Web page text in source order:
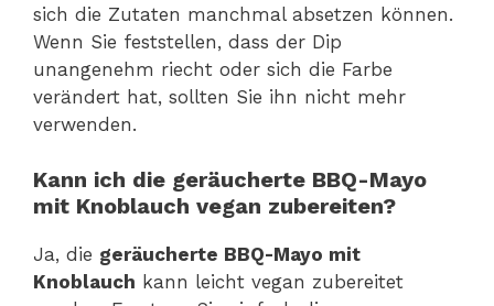
sich die Zutaten manchmal absetzen können.
Wenn Sie feststellen, dass der Dip
unangenehm riecht oder sich die Farbe
verändert hat, sollten Sie ihn nicht mehr
verwenden.
Kann ich die geräucherte BBQ-Mayo
mit Knoblauch vegan zubereiten?
Ja, die geräucherte BBQ-Mayo mit
Knoblauch kann leicht vegan zubereitet